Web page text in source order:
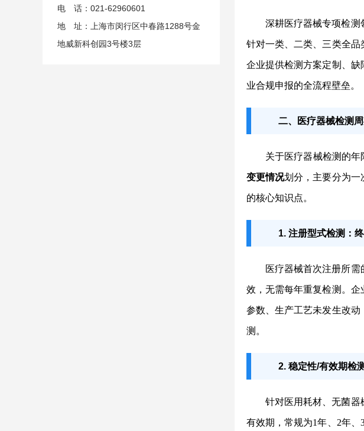
电 话：021-62960601
地 址：上海市闵行区中春路1288号金
地威新科创园3号楼3层
深耕医疗器械专项检测
针对一类、二类、三类全品
企业提供检测方案定制、
业合规申报的全流程壁垒。
二、医疗器械检测
关于医疗器械检测的
变更情况划分，主要分为一
的核心知识点。
1. 注册型式检测：
医疗器械首次注册所
效，无需每年重复检测。
参数、生产工艺未发生改
测。
2. 稳定性/有效期检
针对医用耗材、无菌器
有效期，常规为1年、2年